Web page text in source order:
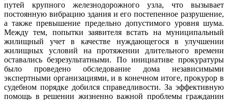
путей крупного железнодорожного узла, что вызывает
постоянную вибрацию здания и его постепенное разрушение,
а также превышение предельно допустимого уровня шума.
Между тем, попытки заявителя встать на муниципальный
жилищный учет в качестве нуждающегося в улучшении
жилищных условий на протяжении длительного времени
оставались безрезультатными. По инициативе прокуратуры
было проведено обследование дома независимыми
экспертными организациями, и в конечном итоге, прокурор в
судебном порядке добился справедливости. За эффективную
помощь в решении жизненно важной проблемы гражданин